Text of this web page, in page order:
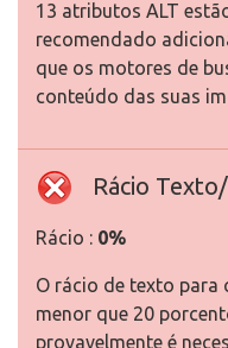
13 atributos ALT
recomendado
que os motores de
conteúdo das suas
Rácio
Rácio : 0%
O rácio de texto para
menor que 20
provavelmente é